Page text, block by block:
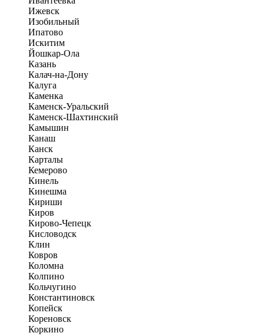
Ижевск
Изобильный
Ипатово
Искитим
Йошкар-Ола
Казань
Калач-на-Дону
Калуга
Каменка
Каменск-Уральский
Каменск-Шахтинский
Камышин
Канаш
Канск
Карталы
Кемерово
Кинель
Кинешма
Кириши
Киров
Кирово-Чепецк
Кисловодск
Клин
Ковров
Коломна
Колпино
Кольчугино
Константиновск
Копейск
Кореновск
Коркино